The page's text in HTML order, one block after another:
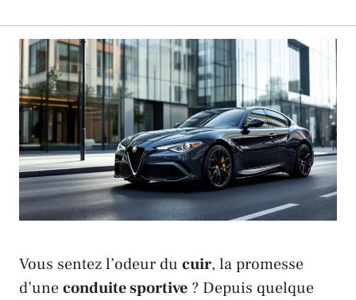
Vous sentez l’odeur du cuir, la promesse
d’uneconduite sportive ? Depuis quelque